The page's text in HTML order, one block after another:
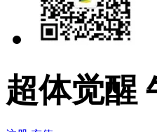
超体觉醒